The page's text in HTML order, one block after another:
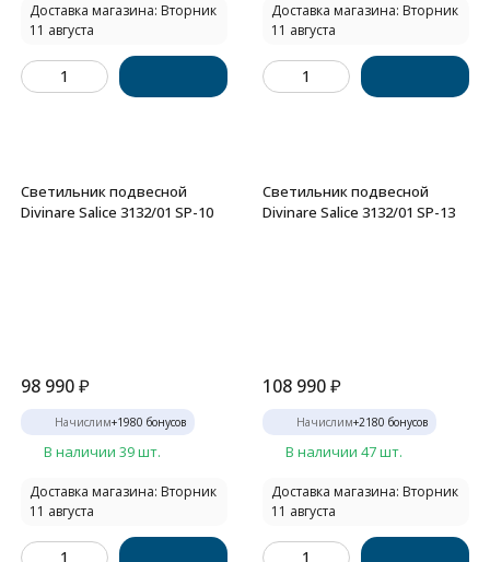
Доставка магазина: Вторник
11 августа
Доставка магазина: Вторник
11 августа
Светильник подвесной
Divinare Salice 3132/01 SP-10
98 990₽
Начислим+1980 бонусов
В наличии 39 шт.
Доставка магазина: Вторник
11 августа
Светильник подвесной
Divinare Salice 3132/01 SP-13
108 990₽
Начислим+2180 бонусов
В наличии 47 шт.
Доставка магазина: Вторник
11 августа